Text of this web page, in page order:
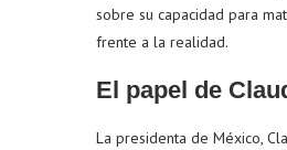
sobre su capacidad para
frente a la realidad.
El papel de
La presidenta de México,